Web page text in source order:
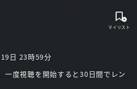
日 23時59分
一度視聴を開始すると30日間でレン